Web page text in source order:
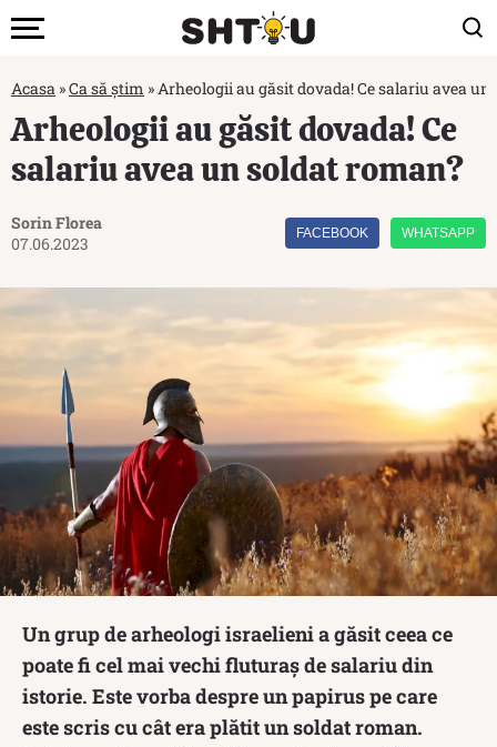
Acasa »Ca să știm »Arheologii au găsit dovada! Ce salariu avea
Arheologii au găsit dovada! Ce
salariu avea un soldat roman?
Sorin Florea
07.06.2023
FACEBOOK WHATSAPP
Un grup de arheologi israelieni a găsit ceea ce
poate fi cel mai vechi fluturaș de salariu din
istorie. Este vorba despre un papirus pe care
este scris cu cât era plătit un soldat roman.